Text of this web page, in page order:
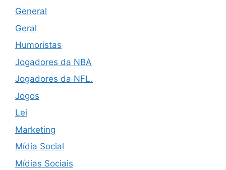
General
Geral
Humoristas
Jogadores da NBA
Jogadores da NFL.
Jogos
Lei
Marketing
Mídia Social
Mídias Sociais